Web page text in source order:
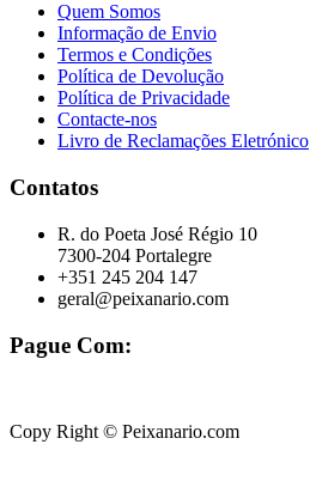
Quem Somos
Informação de Envio
Termos e Condições
Política de Devolução
Política de Privacidade
Contacte-nos
Livro de Reclamações Eletrónico
Contatos
R. do Poeta José Régio 10
7300-204 Portalegre
+351 245 204 147
geral@peixanario.com
Pague Com:
Copy Right © Peixanario.com